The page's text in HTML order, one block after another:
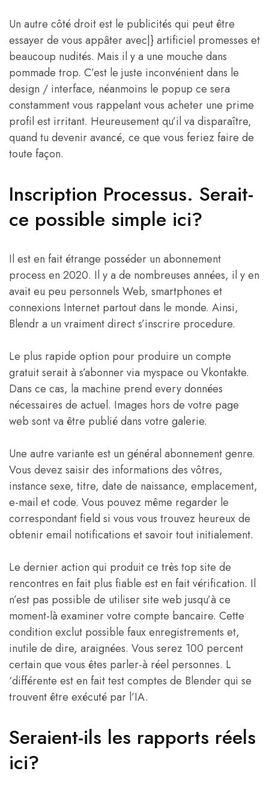
Un autre côté droit est le publicités qui peut être
essayer de vous appâter avec|} artificiel promesses et
beaucoup nudités. Mais il y a une mouche dans
pommade trop. C’est le juste inconvénient dans le
design / interface, néanmoins le popup ce sera
constamment vous rappelant vous acheter une prime
profil est irritant. Heureusement qu’il va disparaître,
quand tu devenir avancé, ce que vous feriez faire de
toute façon.
Inscription Processus. Serait-
ce possible simple ici?
Il est en fait étrange posséder un abonnement
process en 2020. Il y a de nombreuses années, il y en
avait eu peu personnels Web, smartphones et
connexions Internet partout dans le monde. Ainsi,
Blendr a un vraiment direct s’inscrire procedure.
Le plus rapide option pour produire un compte
gratuit serait à s’abonner via myspace ou Vkontakte.
Dans ce cas, la machine prend every données
nécessaires de actuel. Images hors de votre page
web sont va être publié dans votre galerie.
Une autre variante est un général abonnement genre.
Vous devez saisir des informations des vôtres,
instance sexe, titre, date de naissance, emplacement,
e-mail et code. Vous pouvez même regarder le
correspondant field si vous vous trouvez heureux de
obtenir email notifications et savoir tout initialement.
Le dernier action qui produit ce très top site de
rencontres en fait plus fiable est en fait vérification. Il
n’est pas possible de utiliser site web jusqu’à ce
moment-là examiner votre compte bancaire. Cette
condition exclut possible faux enregistrements et,
inutile de dire, araignées. Vous serez 100 percent
certain que vous êtes parler-à réel personnes. L
‘différente est en fait test comptes de Blender qui se
trouvent être exécuté par l’IA.
Seraient-ils les rapports réels
ici?